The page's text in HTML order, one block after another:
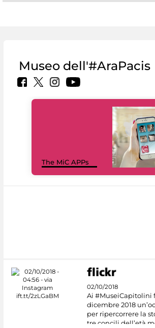
Museo dell'#AraPacis
The MiC APPs
02/10/2018
Ai #MuseiCapitolini
dicembre 2018
per ripercorrere la
tre concili dell’età